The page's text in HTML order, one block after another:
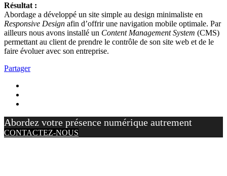
Résultat :
Abordage a développé un site simple au design minimaliste en
Responsive Design afin d’offrir une navigation mobile optimale. Par
ailleurs nous avons installé un Content Management System (CMS)
permettant au client de prendre le contrôle de son site web et de le
faire évoluer avec son entreprise.
Partager
Abordez votre présence numérique autrement
CONTACTEZ-NOUS